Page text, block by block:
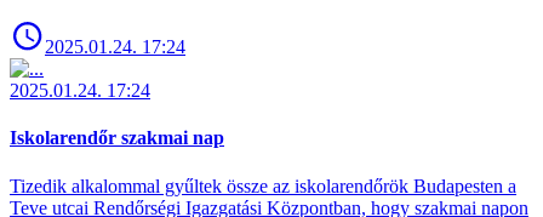
2025.01.24. 17:24
2025.01.24. 17:24
Iskolarendőr szakmai nap
Tizedik alkalommal gyűltek össze az iskolarendőrök Budapesten a
Teve utcai Rendőrségi Igazgatási Központban, hogy szakmai napon